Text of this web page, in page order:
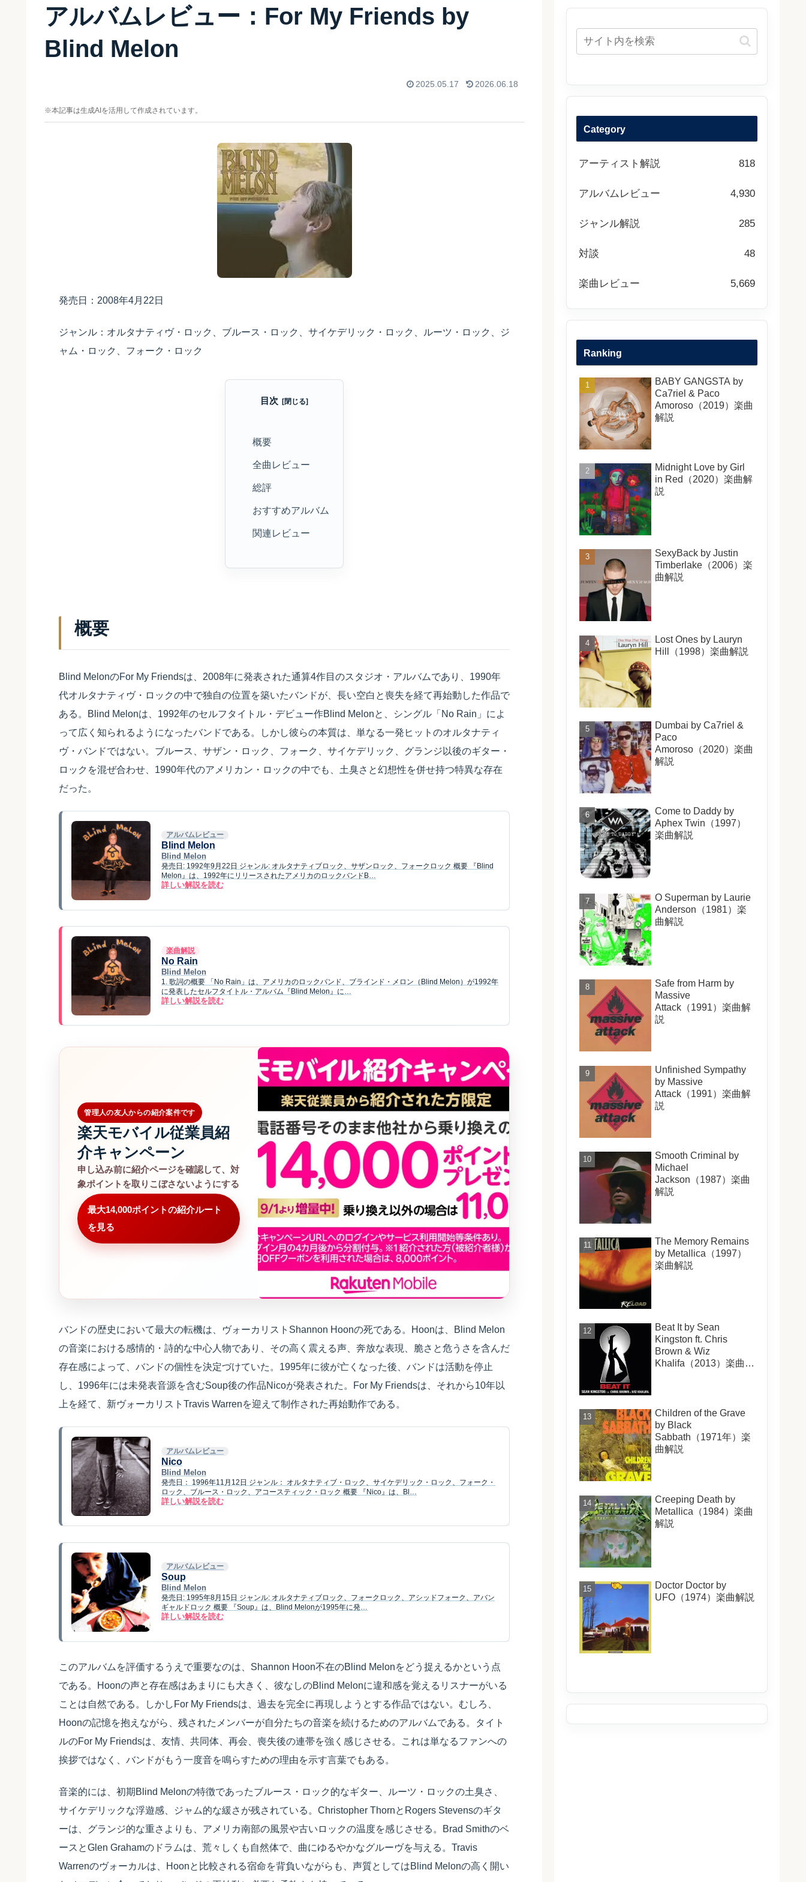
アルバムレビュー：For My Friends by
Blind Melon
2025.05.17 2026.06.18
※本記事は生成AIを活用して作成されています。
発売日：2008年4月22日
ジャンル：オルタナティヴ・ロック、ブルース・ロック、サイケデリック・ロック、ルーツ・ロック、ジ
ャム・ロック、フォーク・ロック
目次
概要
全曲レビュー
総評
おすすめアルバム
関連レビュー
概要
Blind MelonのFor My Friendsは、2008年に発表された通算4作目のスタジオ・アルバムであり、1990年
代オルタナティヴ・ロックの中で独自の位置を築いたバンドが、長い空白と喪失を経て再始動した作品で
ある。Blind Melonは、1992年のセルフタイトル・デビュー作Blind Melonと、シングル「No Rain」によ
って広く知られるようになったバンドである。しかし彼らの本質は、単なる一発ヒットのオルタナティ
ヴ・バンドではない。ブルース、サザン・ロック、フォーク、サイケデリック、グランジ以後のギター・
ロックを混ぜ合わせ、1990年代のアメリカン・ロックの中でも、土臭さと幻想性を併せ持つ特異な存在
だった。
アルバムレビュー
Blind Melon
Blind Melon
発売日: 1992年9月22日 ジャンル: オルタナティブロック、サザンロック、フォークロック 概要 『Blind
Melon』は、1992年にリリースされたアメリカのロックバンドB…
詳しい解説を読む
楽曲解説
No Rain
Blind Melon
1. 歌詞の概要 「No Rain」は、アメリカのロックバンド、ブラインド・メロン（Blind Melon）が1992年
に発表したセルフタイトル・アルバム『Blind Melon』に…
詳しい解説を読む
管理人の友人からの紹介案件です
楽天モバイル従業員紹
介キャンペーン
申し込み前に紹介ページを確認して、対
象ポイントを取りこぼさないようにする
最大14,000ポイントの紹介ルート
を見る
バンドの歴史において最大の転機は、ヴォーカリストShannon Hoonの死である。Hoonは、Blind Melon
の音楽における感情的・詩的な中心人物であり、その高く震える声、奔放な表現、脆さと危うさを含んだ
存在感によって、バンドの個性を決定づけていた。1995年に彼が亡くなった後、バンドは活動を停止
し、1996年には未発表音源を含むSoup後の作品Nicoが発表された。For My Friendsは、それから10年以
上を経て、新ヴォーカリストTravis Warrenを迎えて制作された再始動作である。
アルバムレビュー
Nico
Blind Melon
発売日： 1996年11月12日 ジャンル： オルタナティブ・ロック、サイケデリック・ロック、フォーク・
ロック、ブルース・ロック、アコースティック・ロック 概要 『Nico』は、Bl…
詳しい解説を読む
アルバムレビュー
Soup
Blind Melon
発売日: 1995年8月15日 ジャンル: オルタナティブロック、フォークロック、アシッドフォーク、アバン
ギャルドロック 概要 『Soup』は、Blind Melonが1995年に発…
詳しい解説を読む
このアルバムを評価するうえで重要なのは、Shannon Hoon不在のBlind Melonをどう捉えるかという点
である。Hoonの声と存在感はあまりにも大きく、彼なしのBlind Melonに違和感を覚えるリスナーがいる
ことは自然である。しかしFor My Friendsは、過去を完全に再現しようとする作品ではない。むしろ、
Hoonの記憶を抱えながら、残されたメンバーが自分たちの音楽を続けるためのアルバムである。タイト
ルのFor My Friendsは、友情、共同体、再会、喪失後の連帯を強く感じさせる。これは単なるファンへの
挨拶ではなく、バンドがもう一度音を鳴らすための理由を示す言葉でもある。
音楽的には、初期Blind Melonの特徴であったブルース・ロック的なギター、ルーツ・ロックの土臭さ、
サイケデリックな浮遊感、ジャム的な緩さが残されている。Christopher ThornとRogers Stevensのギタ
ーは、グランジ的な重さよりも、アメリカ南部の風景や古いロックの温度を感じさせる。Brad Smithのベ
ースとGlen Grahamのドラムは、荒々しくも自然体で、曲にゆるやかなグルーヴを与える。Travis
Warrenのヴォーカルは、Hoonと比較される宿命を背負いながらも、声質としてはBlind Melonの高く開い
Category
アーティスト解説 818
アルバムレビュー 4,930
ジャンル解説 285
対談 48
楽曲レビュー 5,669
Ranking
BABY GANGSTA by
Ca7riel & Paco
Amoroso（2019）楽曲
解説
Midnight Love by Girl
in Red（2020）楽曲解
説
SexyBack by Justin
Timberlake（2006）楽
曲解説
Lost Ones by Lauryn
Hill（1998）楽曲解説
Dumbai by Ca7riel &
Paco
Amoroso（2020）楽曲
解説
Come to Daddy by
Aphex Twin（1997）
楽曲解説
O Superman by Laurie
Anderson（1981）楽
曲解説
Safe from Harm by
Massive
Attack（1991）楽曲解
説
Unfinished Sympathy
by Massive
Attack（1991）楽曲解
説
Smooth Criminal by
Michael
Jackson（1987）楽曲
解説
The Memory Remains
by Metallica（1997）
楽曲解説
Beat It by Sean
Kingston ft. Chris
Brown & Wiz
Khalifa（2013）楽曲解
Children of the Grave
by Black
Sabbath（1971年）楽
曲解説
Creeping Death by
Metallica（1984）楽曲
解説
Doctor Doctor by
UFO（1974）楽曲解説